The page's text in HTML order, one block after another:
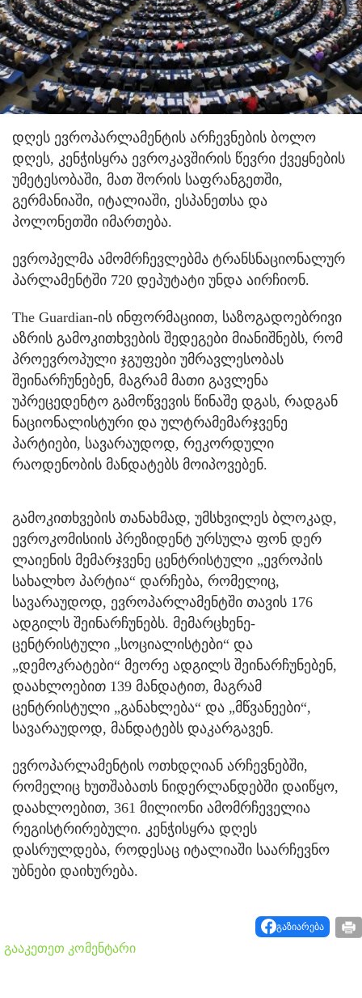
დღეს ევროპარლამენტის არჩევნების ბოლო
დღეს, კენჭისყრა ევროკავშირის წევრი ქვეყნების
უმეტესობაში, მათ შორის საფრანგეთში,
გერმანიაში, იტალიაში, ესპანეთსა და
პოლონეთში იმართება.
ევროპელმა ამომრჩევლებმა ტრანსნაციონალურ
პარლამენტში 720 დეპუტატი უნდა აირჩიონ.
The Guardian-ის ინფორმაციით, საზოგადოებრივი
აზრის გამოკითხვების შედეგები მიანიშნებს, რომ
პროევროპული ჯგუფები უმრავლესობას
შეინარჩუნებენ, მაგრამ მათი გავლენა
უპრეცედენტო გამოწვევის წინაშე დგას, რადგან
ნაციონალისტური და ულტრამემარჯვენე
პარტიები, სავარაუდოდ, რეკორდული
რაოდენობის მანდატებს მოიპოვებენ.
გამოკითხვების თანახმად, უმსხვილეს ბლოკად,
ევროკომისიის პრეზიდენტ ურსულა ფონ დერ
ლაიენის მემარჯვენე ცენტრისტული „ევროპის
სახალხო პარტია“ დარჩება, რომელიც,
სავარაუდოდ, ევროპარლამენტში თავის 176
ადგილს შეინარჩუნებს. მემარცხენე-
ცენტრისტული „სოციალისტები“ და
„დემოკრატები“ მეორე ადგილს შეინარჩუნებენ,
დაახლოებით 139 მანდატით, მაგრამ
ცენტრისტული „განახლება“ და „მწვანეები“,
სავარაუდოდ, მანდატებს დაკარგავენ.
ევროპარლამენტის ოთხდღიან არჩევნებში,
რომელიც ხუთშაბათს ნიდერლანდებში დაიწყო,
დაახლოებით, 361 მილიონი ამომრჩეველია
რეგისტრირებული. კენჭისყრა დღეს
დასრულდება, როდესაც იტალიაში საარჩევნო
უბნები დაიხურება.
გაზიარება
გააკეთეთ კომენტარი